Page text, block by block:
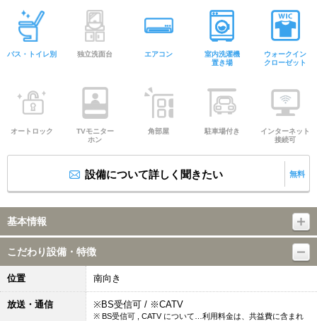
バス・トイレ別 独立洗面台 エアコン
室内洗濯機
置き場
ウォークイン
クローゼット
オートロック
TVモニター
ホン
角部屋 駐車場付き
インターネット
接続可
設備について詳しく聞きたい 無料
基本情報
こだわり設備・特徴
位置 南向き
放送・通信 ※BS受信可 / ※CATV
※ BS受信可 , CATV について…利用料金は、共益費に含まれ